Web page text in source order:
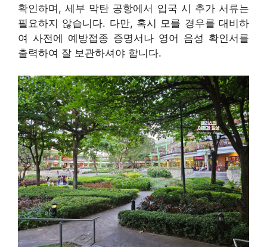
확인하며, 세부 막탄 공항에서 입국 시 추가 서류는
필요하지 않습니다. 다만, 혹시 모를 경우를 대비하
여 사전에 예방접종 증명서나 영어 음성 확인서를
출력하여 잘 보관하셔야 합니다.